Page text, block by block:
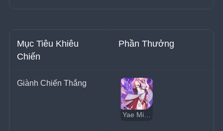
Mục Tiêu Khiêu
Chiến
Phần Thưởng
Giành Chiến Thắng
Yae Miko